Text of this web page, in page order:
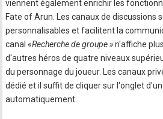
viennent également enrichir les
Fate of Arun. Les canaux de discussions
personnalisables et facilitent la
canal «Recherche de groupe »n'affiche
d'autres héros de quatre niveaux
du personnage du joueur. Les canaux
dédié et il suffit de cliquer sur l'onglet
automatiquement.